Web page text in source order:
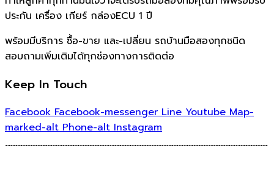
ประกัน เครื่อง เกียร์ กล่องECU 1 ปี
พร้อมมีบริการ ซื้อ-ขาย และ-เปลี่ยน รถบ้านมือสองทุกชนิด
สอบถามเพิ่มเติมได้ทุกช่องทางการติดต่อ
Keep In Touch
Facebook Facebook-messenger Line Youtube Map-
marked-alt Phone-alt Instagram